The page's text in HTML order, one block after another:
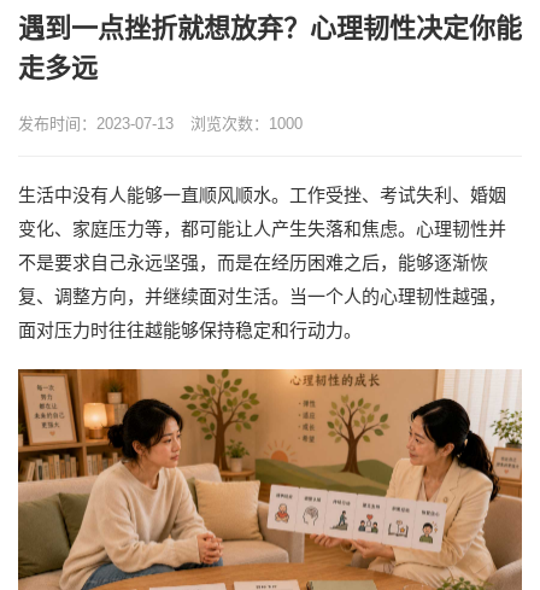
遇到一点挫折就想放弃？心理韧性决定你能
走多远
发布时间：2023-07-13 浏览次数： 1000
生活中没有人能够一直顺风顺水。工作受挫、考试失利、婚姻
变化、家庭压力等，都可能让人产生失落和焦虑。心理韧性并
不是要求自己永远坚强，而是在经历困难之后，能够逐渐恢
复、调整方向，并继续面对生活。当一个人的心理韧性越强，
面对压力时往往越能够保持稳定和行动力。